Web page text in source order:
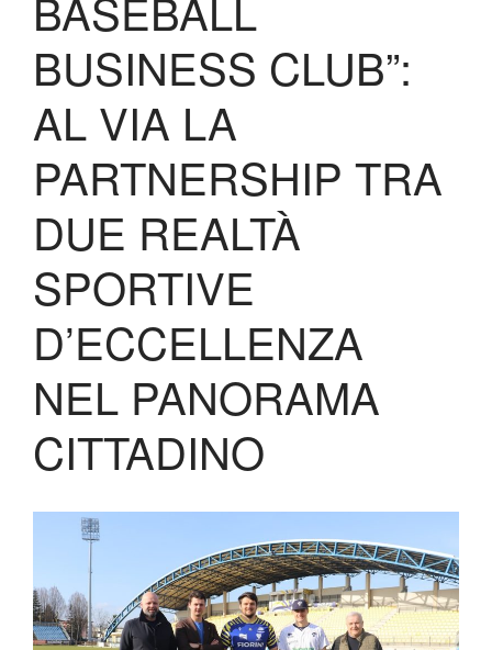
Palmares
Partners
Contatti
Biglietteria
Lo Stadio
BUSINESS CLUB”:
AL VIA LA
PARTNERSHIP TRA
DUE REALTÀ
SPORTIVE
D’ECCELLENZA
NEL PANORAMA
CITTADINO